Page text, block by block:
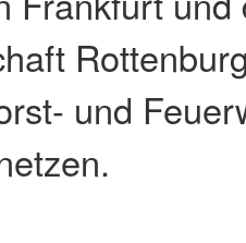
und